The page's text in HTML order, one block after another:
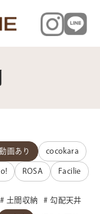
画あり cocokara
ROSA Facilie
土間収納 勾配天井